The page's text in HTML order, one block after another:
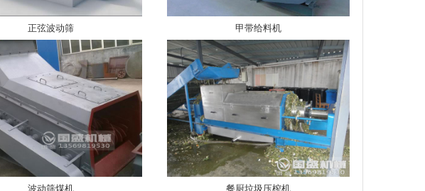
正弦波动筛 甲带给料机
波动筛煤机 餐厨垃圾压榨机